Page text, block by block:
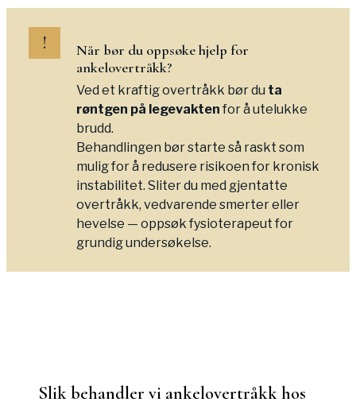
!
Når bør du oppsøke hjelp for
ankelovertråkk?
Ved et kraftig overtråkk bør du ta
røntgen på legevakten for å utelukke
brudd.
Behandlingen bør starte så raskt som
mulig for å redusere risikoen for kronisk
instabilitet. Sliter du med gjentatte
overtråkk, vedvarende smerter eller
hevelse — oppsøk fysioterapeut for
grundig undersøkelse.
Slik behandler vi ankelovertråkkhos